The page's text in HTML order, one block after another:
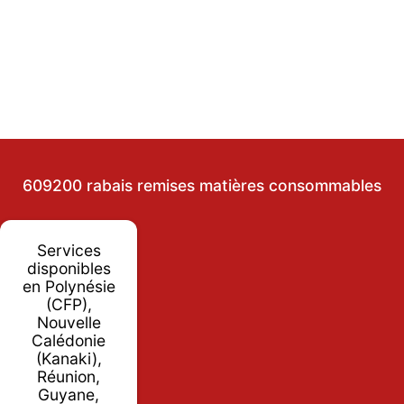
609200 rabais remises matières consommables
Services
disponibles
en Polynésie
(CFP),
Nouvelle
Calédonie
(Kanaki),
Réunion,
Guyane,